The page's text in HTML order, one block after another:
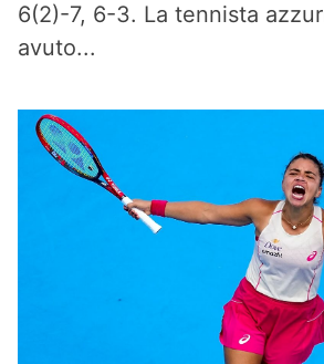
6(2)-7, 6-3. La tennista
avuto...